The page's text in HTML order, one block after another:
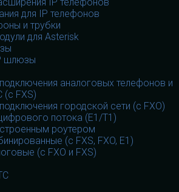
для IP телефонов
и трубки
для Asterisk
шлюзы
аналоговых телефонов и
(с FXS)
городской сети (с FXO)
потока (E1/T1)
роутером
(c FXS, FXO, E1)
(с FXO и FXS)